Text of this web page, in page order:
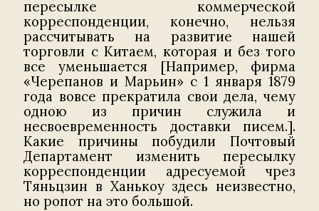
пересылке коммерческой
корреспонденции, конечно, нельзя
рассчитывать на развитие нашей
торговли с Китаем, которая и без того
все уменьшается [Например, фирма
«Черепанoв и Марьин» с 1 января 1879
года вовсе прекратила свои дела, чему
одною из причин служила и
несвоевременность доставки писем.].
Какие причины побудили Почтовый
Департамент изменить пересылку
корреспонденции адресуемой чрез
Тяньцзин в Ханькоу здесь неизвестно,
но ропот на это большой.